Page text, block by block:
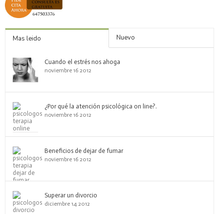
Mas leido Nuevo
Cuando el estrés nos ahoga
noviembre 16 2012
¿Por qué la atención psicológica on line?.
noviembre 16 2012
Beneficios de dejar de fumar
noviembre 16 2012
Superar un divorcio
diciembre 14 2012